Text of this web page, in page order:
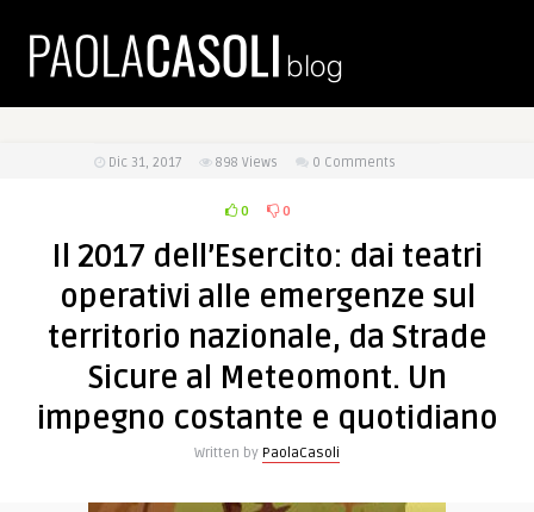
Dic 31, 2017 898 Views 0 Comments
0 0
Il 2017 dell’Esercito: dai teatri
operativi alle emergenze sul
territorio nazionale, da Strade
Sicure al Meteomont. Un
impegno costante e quotidiano
Written by PaolaCasoli